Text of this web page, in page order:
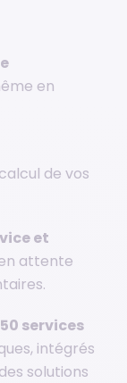
en
de vos
et
attente
services
intégrés
solutions